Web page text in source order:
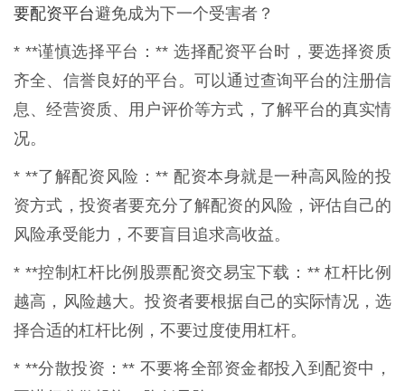
要配资平台避免成为下一个受害者？
* **谨慎选择平台：** 选择配资平台时，要选择资质
齐全、信誉良好的平台。可以通过查询平台的注册信
息、经营资质、用户评价等方式，了解平台的真实情
况。
* **了解配资风险：** 配资本身就是一种高风险的投
资方式，投资者要充分了解配资的风险，评估自己的
风险承受能力，不要盲目追求高收益。
* **控制杠杆比例股票配资交易宝下载：** 杠杆比例
越高，风险越大。投资者要根据自己的实际情况，选
择合适的杠杆比例，不要过度使用杠杆。
* **分散投资：** 不要将全部资金都投入到配资中，